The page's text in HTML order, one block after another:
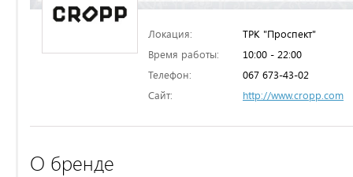
Локация:
ТРК "Проспект"
Время работы:
10:00 - 22:00
Телефон:
067 673-43-02
Сайт:
http://www.cropp.com
О бренде